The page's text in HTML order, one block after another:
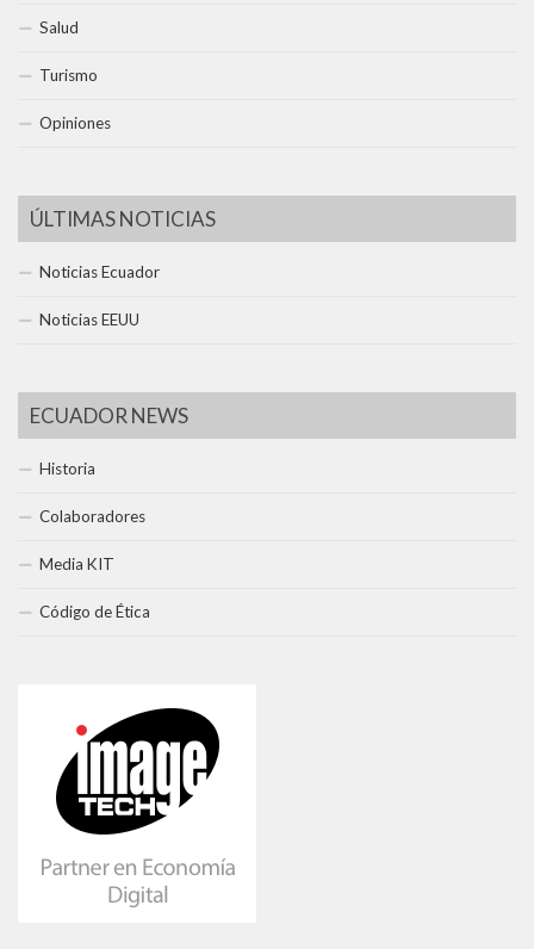
Salud
Turismo
Opiniones
ÚLTIMAS NOTICIAS
Noticias Ecuador
Noticias EEUU
ECUADOR NEWS
Historia
Colaboradores
Media KIT
Código de Ética